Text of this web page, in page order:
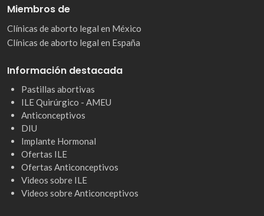
Miembros de
Clínicas de aborto legal en México
Clínicas de aborto legal en España
Información destacada
Pastillas abortivas
ILE Quirúrgico - AMEU
Anticonceptivos
DIU
Implante Hormonal
Ofertas ILE
Ofertas Anticonceptivos
Videos sobre ILE
Videos sobre Anticonceptivos